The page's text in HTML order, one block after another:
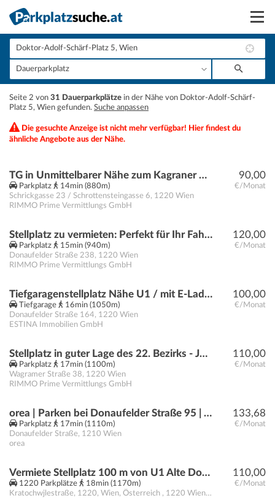
Suchen
Vermieten
Anmelden
Seite 2 von 31 Dauerparkplätze in der Nähe von Doktor-Adolf-Schärf-
Platz 5, Wien gefunden. Suche anpassen
Die gesuchte Anzeige ist nicht mehr verfügbar! Hier findest du
ähnliche Angebote aus der Nähe.
90,00
€/Monat
TG in Unmittelbarer Nähe zum Kagraner Platz! JETZT ANFRAGEN!
Parkplatz
14min (880m)
Schrickgasse 23 / Schrottensteingasse 6, 1220 Wien
RIMMO Prime Vermittlungs GmbH
120,00
€/Monat
Stellplatz zu vermieten: Perfekt für Ihr Fahrzeug!
Parkplatz
15min (940m)
Donaufelder Straße 238, 1220 Wien
RIMMO Prime Vermittlungs GmbH
100,00
€/Monat
Tiefgaragenstellplatz Nähe U1 / mit E-Ladestation
Tiefgarage
16min (1050m)
Donaufelder Straße 164, 1220 Wien
ESTINA Immobilien GmbH
110,00
€/Monat
Stellplatz in guter Lage des 22. Bezirks - Jetzt Anfragen!
Parkplatz
17min (1100m)
Wagramer Straße 38, 1220 Wien
RIMMO Prime Vermittlungs GmbH
133,68
€/Monat
orea | Parken bei Donaufelder Straße 95 | Virtuell besichtigen · Online anmieten
Parkplatz
17min (1110m)
Donaufelder Straße, 1210 Wien
orea
110,00
€/Monat
Vermiete Stellplatz 100 m von U1 Alte Donau
1220 Parkplätze
18min (1170m)
Kratochwjlestraße, 1220, Wien, Österreich , 1220 Wien 1220
+
−